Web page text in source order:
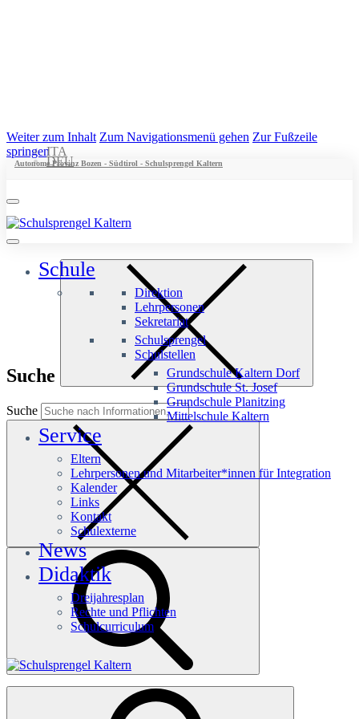
Weiter zum Inhalt Zum Navigationsmenü gehen Zur Fußzeile
springen
Autonome Provinz Bozen - Südtirol - Schulsprengel Kaltern
ITA
DEU
Schule
Direktion
Lehrpersonen
Sekretariat
Schulsprengel
Schulstellen
Grundschule Kaltern Dorf
Grundschule St. Josef
Grundschule Planitzing
Mittelschule Kaltern
Service
Eltern
Lehrpersonen und Mitarbeiter*innen für Integration
Kalender
Links
Kontakt
Schulexterne
News
Didaktik
Dreijahresplan
Rechte und Pflichten
Schulcurriculum
Suche
Suche
Häufige Suchanfragen